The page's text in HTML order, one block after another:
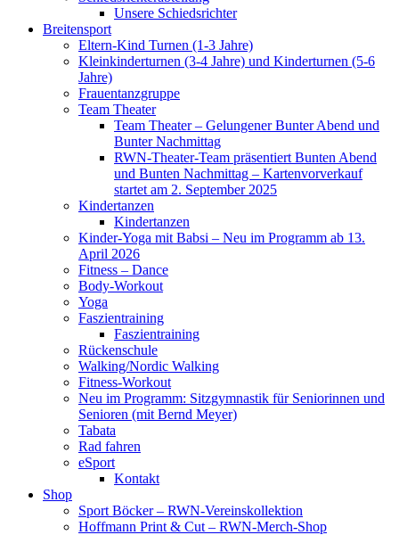
Unsere Schiedsrichter
Breitensport
Eltern-Kind Turnen (1-3 Jahre)
Kleinkinderturnen (3-4 Jahre) und Kinderturnen (5-6
Jahre)
Frauentanzgruppe
Team Theater
Team Theater – Gelungener Bunter Abend und
Bunter Nachmittag
RWN-Theater-Team präsentiert Bunten Abend
und Bunten Nachmittag – Kartenvorverkauf
startet am 2. September 2025
Kindertanzen
Kindertanzen
Kinder-Yoga mit Babsi – Neu im Programm ab 13.
April 2026
Fitness – Dance
Body-Workout
Yoga
Faszientraining
Faszientraining
Rückenschule
Walking/Nordic Walking
Fitness-Workout
Neu im Programm: Sitzgymnastik für Seniorinnen und
Senioren (mit Bernd Meyer)
Tabata
Rad fahren
eSport
Kontakt
Shop
Sport Böcker – RWN-Vereinskollektion
Hoffmann Print & Cut – RWN-Merch-Shop